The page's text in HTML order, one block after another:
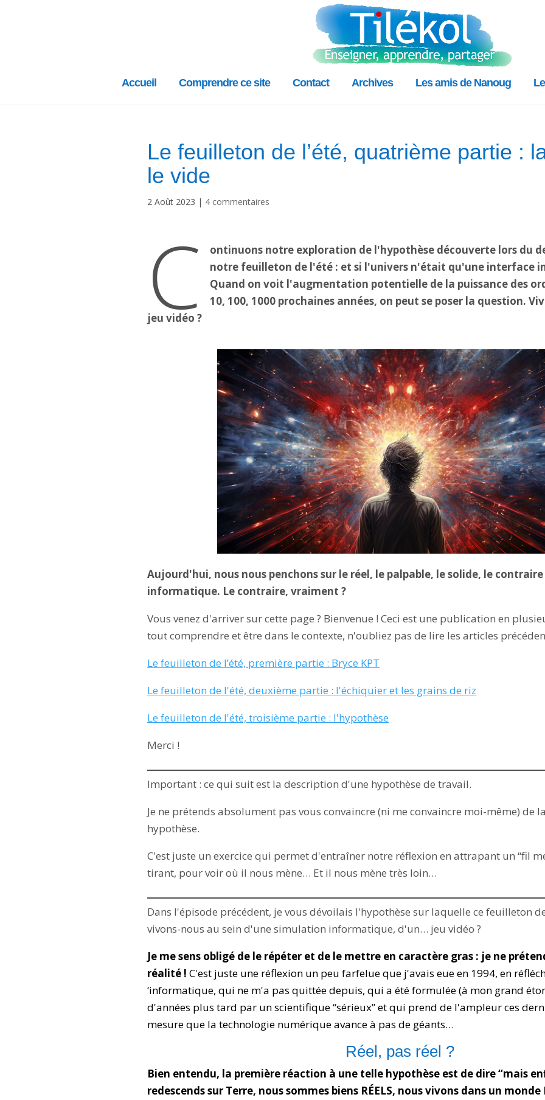
Accueil Comprendre ce site Contact Archives Les amis de Nanoug
Le feuilleton de l’été, quatrième partie :
le vide
2 Août 2023 | 4 commentaires
C
ontinuons notre exploration de l'hypothèse découverte lors du
notre feuilleton de l'été : et si l'univers n'était qu'une interface
Quand on voit l'augmentation potentielle de la puissance des
10, 100, 1000 prochaines années, on peut se poser la question.
jeu vidéo ?
Aujourd'hui, nous nous penchons sur le réel, le palpable, le solide, le
informatique. Le contraire, vraiment ?
Vous venez d'arriver sur cette page ? Bienvenue ! Ceci est une publication en
tout comprendre et être dans le contexte, n'oubliez pas de lire les articles
Le feuilleton de l’été, première partie : Bryce KPT
Le feuilleton de l'été, deuxième partie : l'échiquier et les grains de riz
Le feuilleton de l'été, troisième partie : l'hypothèse
Merci !
Important : ce qui suit est la description d'une hypothèse de travail.
Je ne prétends absolument pas vous convaincre (ni me convaincre moi-même) de
hypothèse.
C'est juste un exercice qui permet d'entraîner notre réflexion en attrapant un “fil
tirant, pour voir où il nous mène… Et il nous mène très loin…
Dans l'épisode précédent, je vous dévoilais l'hypothèse sur laquelle ce feuilleton
vivons-nous au sein d'une simulation informatique, d'un… jeu vidéo ?
Je me sens obligé de le répéter et de le mettre en caractère gras : je ne
réalité ! C'est juste une réflexion un peu farfelue que j'avais eue en 1994, en
‘informatique, qui ne m'a pas quittée depuis, qui a été formulée (à mon grand
d'années plus tard par un scientifique “sérieux” et qui prend de l'ampleur ces
mesure que la technologie numérique avance à pas de géants…
Réel, pas réel ?
Bien entendu, la première réaction à une telle hypothèse est de dire “mais
redescends sur Terre, nous sommes biens RÉELS, nous vivons dans un monde